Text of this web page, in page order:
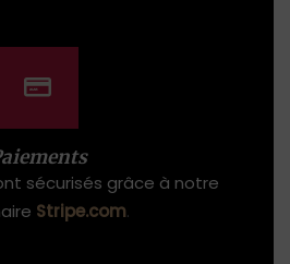
sécurisés grâce à notre
Stripe.com.